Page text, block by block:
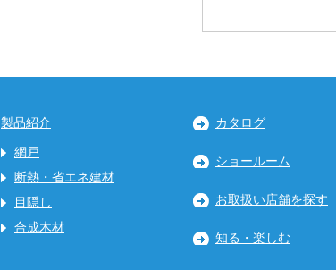
製品紹介
網戸
断熱・省エネ建材
目隠し
合成木材
カタログ
ショールーム
お取扱い店舗を探す
知る・楽しむ